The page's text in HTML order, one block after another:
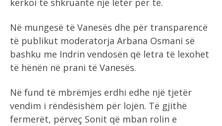
kërkoi të shkruante një letër për të.
Në mungesë të Vanesës dhe për transparencë
të publikut moderatorja Arbana Osmani së
bashku me Indrin vendosën që letra të lexohet
të hënën në prani të Vanesës.
Në fund të mbrëmjes erdhi edhe një tjetër
vendim i rëndësishëm për lojën. Të gjithë
fermerët, përveç Sonit që mban rolin e